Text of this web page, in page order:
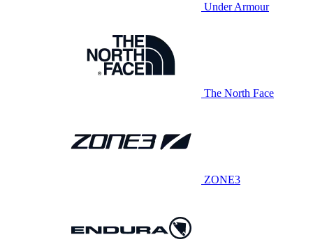
Under Armour
The North Face
ZONE3